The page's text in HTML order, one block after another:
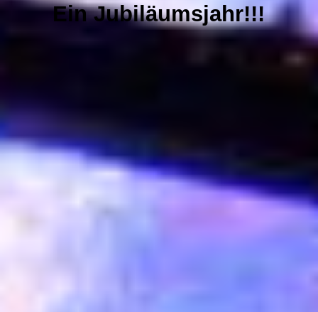
Ein Jubiläumsjahr!!!
GALERIE